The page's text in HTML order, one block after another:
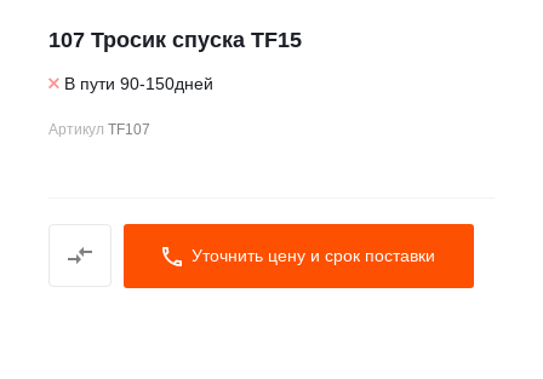
107 Тросик спуска TF15
В пути 90-150дней
Артикул TF107
Уточнить цену и срок поставки